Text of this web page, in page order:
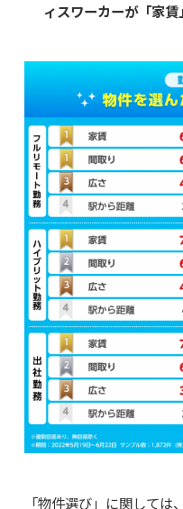
ィスワーカーが「家
「物件選び」に関して